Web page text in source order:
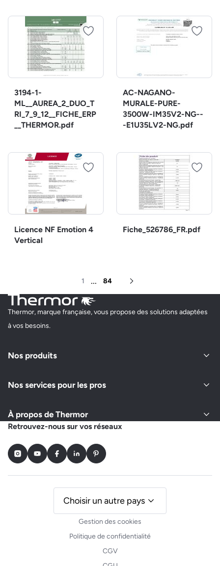
3194-1-
ML__AUREA_2_DUO_T
RI_7_9_12__FICHE_ERP
__THERMOR.pdf
AC-NAGANO-
MURALE-PURE-
3500W-IM35V2-NG--
-E1U35LV2-NG.pdf
Licence NF Emotion 4
Vertical
Fiche_526786_FR.pdf
1 ... 84
Page suivante
Thermor, marque française, vous propose des solutions adaptées
à vos besoins.
Nos produits
Nos services pour les pros
À propos de Thermor
Retrouvez-nous sur vos réseaux
InstagramYoutubeFacebookLinkedInPinterest
Gestion des cookies
Politique de confidentialité
CGV
Choisir un autre pays